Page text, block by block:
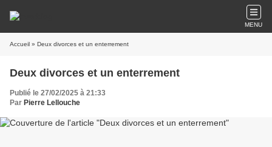
MENU
Accueil » Deux divorces et un enterrement
Deux divorces et un enterrement
Publié le 27/02/2025 à 21:33
Par Pierre Lellouche